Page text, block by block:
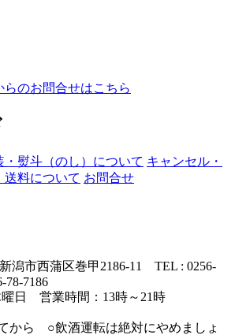
のお問合せはこちら
・熨斗（のし）について キャンセル・
送料について お問合せ
潟市西蒲区巻甲2186-11 TEL : 0256-
7186
日 営業時間：13時～21時
から ○飲酒運転は絶対にやめましょ